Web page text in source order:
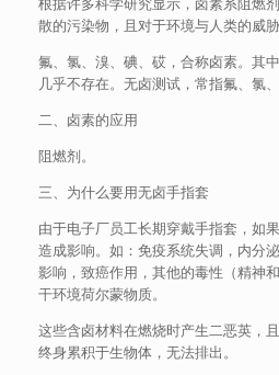
散的污染物，且对于环境与人类的威胁
氟、氯、溴、碘、砹，合称卤素。其
几乎不存在。无卤测试，常指氟、氯、
二、卤素的应用
阻燃剂。
三、为什么要用无卤手指套
由于电子厂员工长期穿戴手指套，如
造成影响。如：免疫系统失调，内分
影响，致癌作用，其他的毒性（精神
干环境荷尔蒙物质。
这些含卤材料在燃烧时产生二恶英，
终身累积于生物体，无法排出。